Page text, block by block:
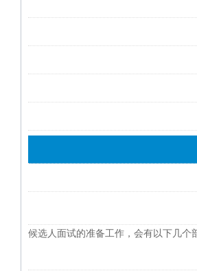
候选人面试的准备工作，会有以下几个